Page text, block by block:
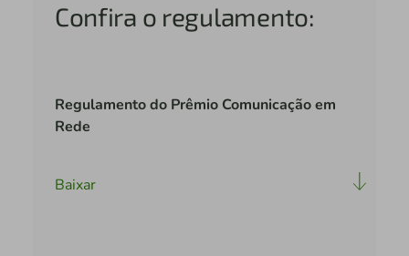
Confira o regulamento:
Regulamento do Prêmio Comunicação em
Rede
Baixar